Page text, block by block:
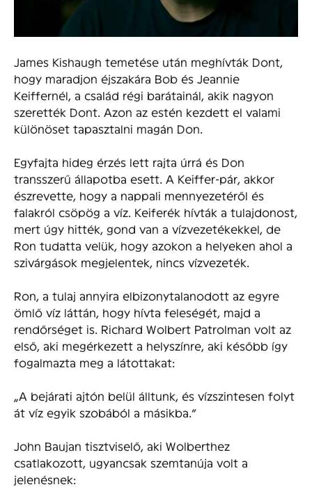
James Kishaugh temetése után meghívták Dont,
hogy maradjon éjszakára Bob és Jeannie
Keiffernél, a család régi barátainál, akik nagyon
szerették Dont. Azon az estén kezdett el valami
különöset tapasztalni magán Don.
Egyfajta hideg érzés lett rajta úrrá és Don
transszerű állapotba esett. A Keiffer-pár, akkor
észrevette, hogy a nappali mennyezetéről és
falakról csöpög a víz. Keiferék hívták a tulajdonost,
mert úgy hitték, gond van a vízvezetékekkel, de
Ron tudatta velük, hogy azokon a helyeken ahol a
szivárgások megjelentek, nincs vízvezeték.
Ron, a tulaj annyira elbizonytalanodott az egyre
ömlő víz láttán, hogy hívta feleségét, majd a
rendőrséget is. Richard Wolbert Patrolman volt az
első, aki megérkezett a helyszínre, aki később így
fogalmazta meg a látottakat:
„A bejárati ajtón belül álltunk, és vízszintesen folyt
át víz egyik szobából a másikba.”
John Baujan tisztviselő, aki Wolberthez
csatlakozott, ugyancsak szemtanúja volt a
jelenésnek: